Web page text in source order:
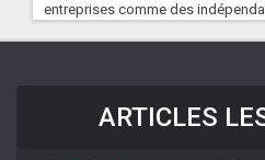
entreprises comme des
ARTICLES